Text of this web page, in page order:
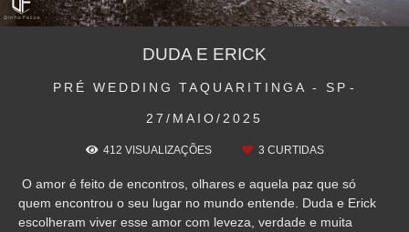
PRÉ WEDDING TAQUARITINGA - SP
27/MAIO/2025
DUDA E ERICK
412 VISUALIZAÇÕES 3 CURTIDAS
O amor é feito de encontros, olhares e aquela paz que só
quem encontrou o seu lugar no mundo entende. Duda e Erick
escolheram viver esse amor com leveza, verdade e muita